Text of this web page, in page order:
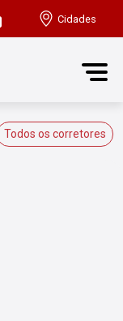
Cidades
Todos os corretores